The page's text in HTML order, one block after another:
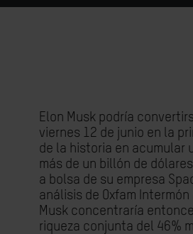
Elon Musk podría
viernes 12 de junio en la
de la historia en acumular
más de un billón de
a bolsa de su empresa
análisis de Oxfam
Musk concentraría
riqueza conjunta del 46%